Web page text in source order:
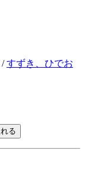
/すずき、ひでお